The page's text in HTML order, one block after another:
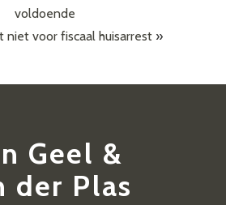
voldoende
niet voor fiscaal huisarrest»
Geel &
der Plas